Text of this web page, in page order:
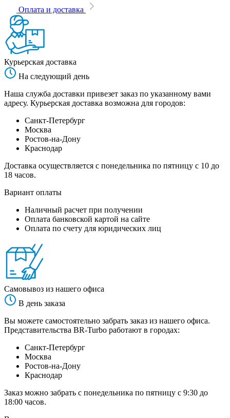
Оплата и доставка
Курьерская доставка
На следующий день
Наша служба доставки привезет заказ по указанному вами
адресу. Курьерская доставка возможна для городов:
Санкт-Петербург
Москва
Ростов-на-Дону
Краснодар
Доставка осуществляется с понедельника по пятницу с 10 до
18 часов.
Вариант оплаты
Наличный расчет при получении
Оплата банковской картой на сайте
Оплата по счету для юридических лиц
Самовывоз из нашего офиса
В день заказа
Вы можете самостоятельно забрать заказ из нашего офиса.
Представительства BR-Turbo работают в городах:
Санкт-Петербург
Москва
Ростов-на-Дону
Краснодар
Заказ можно забрать с понедельника по пятницу с 9:30 до
18:00 часов.